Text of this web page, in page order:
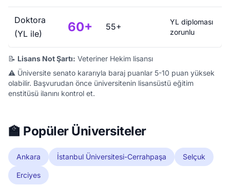
Doktora
(YL ile)
60+ 55+
YL diploması
zorunlu
📝 Lisans Not Şartı: Veteriner Hekim lisansı
⚠️ Üniversite senato kararıyla baraj puanlar 5-10 puan yüksek
olabilir. Başvurudan önce üniversitenin lisansüstü eğitim
enstitüsü ilanını kontrol et.
🏫 Popüler Üniversiteler
Ankara İstanbul Üniversitesi-Cerrahpaşa Selçuk
Erciyes